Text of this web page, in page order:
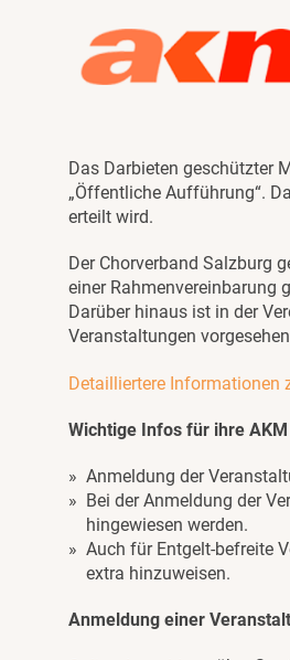
Das Darbieten geschützter
„Öffentliche Aufführung“.
erteilt wird.
Der Chorverband Salzburg
einer Rahmenvereinbarung
Darüber hinaus ist in der
Veranstaltungen
Detailliertere Informationen
Wichtige Infos für ihre
Anmeldung der
Bei der Anmeldung der
hingewiesen werden.
Auch für Entgelt-befreite
extra hinzuweisen.
Anmeldung einer